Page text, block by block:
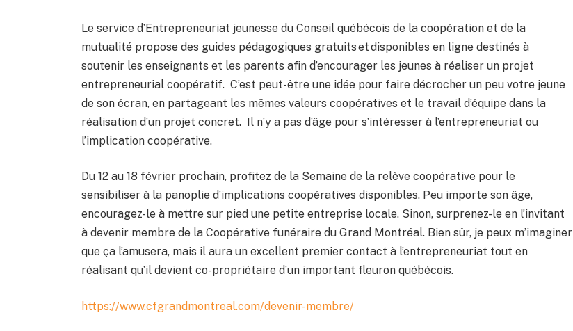
Le service d’Entrepreneuriat jeunesse du Conseil québécois de la coopération et de la
mutualité propose des guides pédagogiques gratuits et disponibles en ligne destinés à
soutenir les enseignants et les parents afin d’encourager les jeunes à réaliser un projet
entrepreneurial coopératif. C’est peut-être une idée pour faire décrocher un peu votre jeune
de son écran, en partageant les mêmes valeurs coopératives et le travail d’équipe dans la
réalisation d’un projet concret. Il n’y a pas d’âge pour s’intéresser à l’entrepreneuriat ou
l’implication coopérative.
Du 12 au 18 février prochain, profitez de la Semaine de la relève coopérative pour le
sensibiliser à la panoplie d’implications coopératives disponibles. Peu importe son âge,
encouragez-le à mettre sur pied une petite entreprise locale. Sinon, surprenez-le en l’invitant
à devenir membre de la Coopérative funéraire du Grand Montréal. Bien sûr, je peux m’imaginer
que ça l’amusera, mais il aura un excellent premier contact à l’entrepreneuriat tout en
réalisant qu’il devient co-propriétaire d’un important fleuron québécois.
https://www.cfgrandmontreal.com/devenir-membre/